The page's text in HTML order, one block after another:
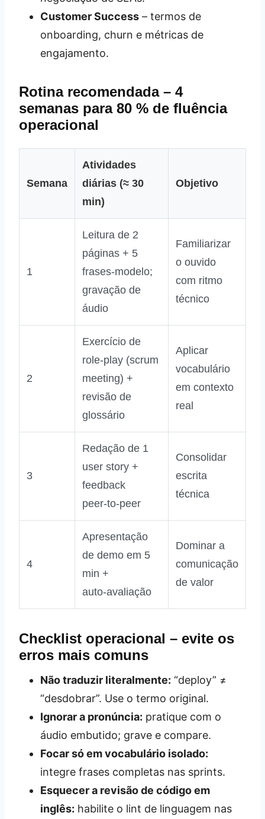
Customer Success – termos de
onboarding, churn e métricas de
engajamento.
Rotina recomendada – 4
semanas para 80 % de fluência
operacional
Semana
Atividades
diárias (≈ 30
min)
Objetivo
1
Leitura de 2
páginas + 5
frases‑modelo;
gravação de
áudio
Familiarizar
o ouvido
com ritmo
técnico
2
Exercício de
role‑play (scrum
meeting) +
revisão de
glossário
Aplicar
vocabulário
em contexto
real
3
Redação de 1
user story +
feedback
peer‑to‑peer
Consolidar
escrita
técnica
4
Apresentação
de demo em 5
min +
auto‑avaliação
Dominar a
comunicação
de valor
Checklist operacional – evite os
erros mais comuns
Não traduzir literalmente: “deploy” ≠
“desdobrar”. Use o termo original.
Ignorar a pronúncia: pratique com o
áudio embutido; grave e compare.
Focar só em vocabulário isolado:
integre frases completas nas sprints.
Esquecer a revisão de código em
inglês: habilite o lint de linguagem nas